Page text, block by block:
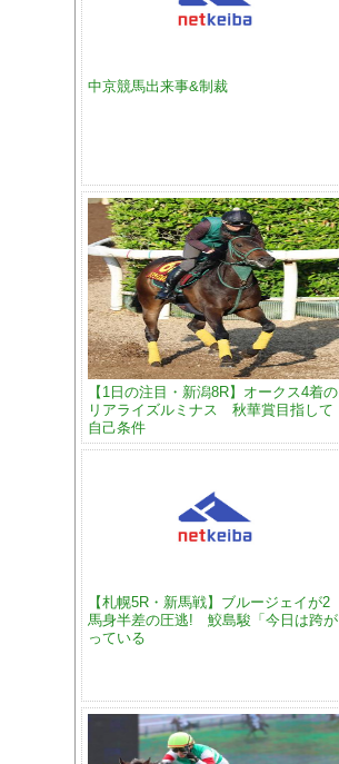
中京競馬出来事&制裁
【1日の注目・新潟8R】オークス4着の
リアライズルミナス 秋華賞目指して
自己条件
【札幌5R・新馬戦】ブルージェイが2
馬身半差の圧逃! 鮫島駿「今日は跨が
っている